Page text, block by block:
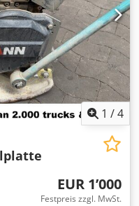
1 /4
EUR 1’000
Festpreis zzgl. MwSt.